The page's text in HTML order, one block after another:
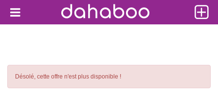
Désolé, cette offre n'est plus disponible !